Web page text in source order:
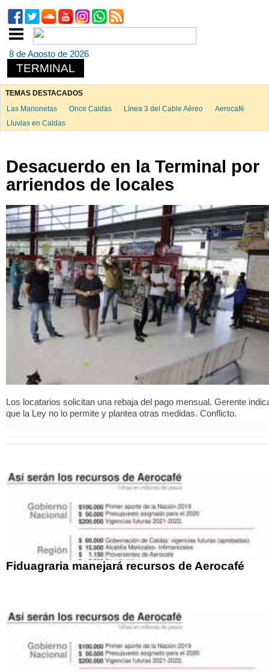
8 de Agosto de 2026
TERMINAL
TEMAS DESTACADOS
Las Marionetas
Once Caldas Línea 3 del Cable Aéreo
Aerocafé
Lluvias en Caldas
Desacuerdo en la Terminal por
arriendos de locales
Los locatarios solicitan una rebaja del pago mensual. Gerente
que la Ley no lo permite y plantea otras medidas. Conflicto.
Fiduagraria manejará recursos de Aerocafé